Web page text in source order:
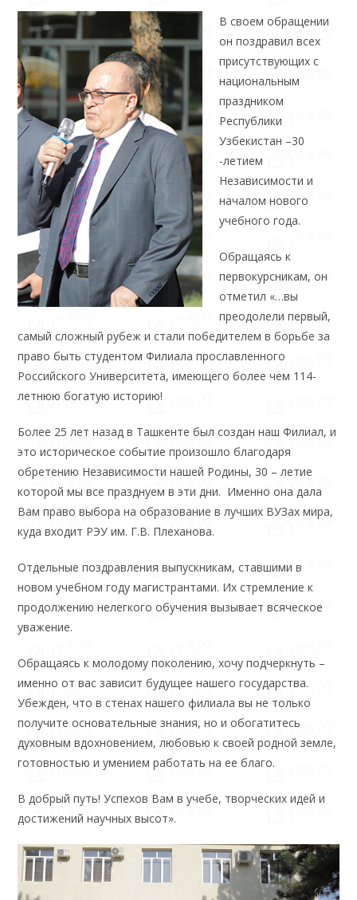
В своем обращении
он поздравил всех
присутствующих с
национальным
праздником
Республики
Узбекистан –30
-летием
Независимости и
началом нового
учебного года.
Обращаясь к
первокурсникам, он
отметил «…вы
преодолели первый,
самый сложный рубеж и стали победителем в борьбе за
право быть студентом Филиала прославленного
Российского Университета, имеющего более чем 114-
летнюю богатую историю!
Более 25 лет назад в Ташкенте был создан наш Филиал, и
это историческое событие произошло благодаря
обретению Независимости нашей Родины, 30 – летие
которой мы все празднуем в эти дни. Именно она дала
Вам право выбора на образование в лучших ВУЗах мира,
куда входит РЭУ им. Г.В. Плеханова.
Отдельные поздравления выпускникам, ставшими в
новом учебном году магистрантами. Их стремление к
продолжению нелегкого обучения вызывает всяческое
уважение.
Обращаясь к молодому поколению, хочу подчеркнуть –
именно от вас зависит будущее нашего государства.
Убежден, что в стенах нашего филиала вы не только
получите основательные знания, но и обогатитесь
духовным вдохновением, любовью к своей родной земле,
готовностью и умением работать на ее благо.
В добрый путь! Успехов Вам в учебе, творческих идей и
достижений научных высот».